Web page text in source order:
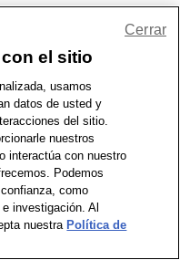
el sitio
usamos
datos de usted y
del sitio.
nuestros
interactúa con nuestro
Podemos
como
investigación. Al
nuestra Política de
Cerrar